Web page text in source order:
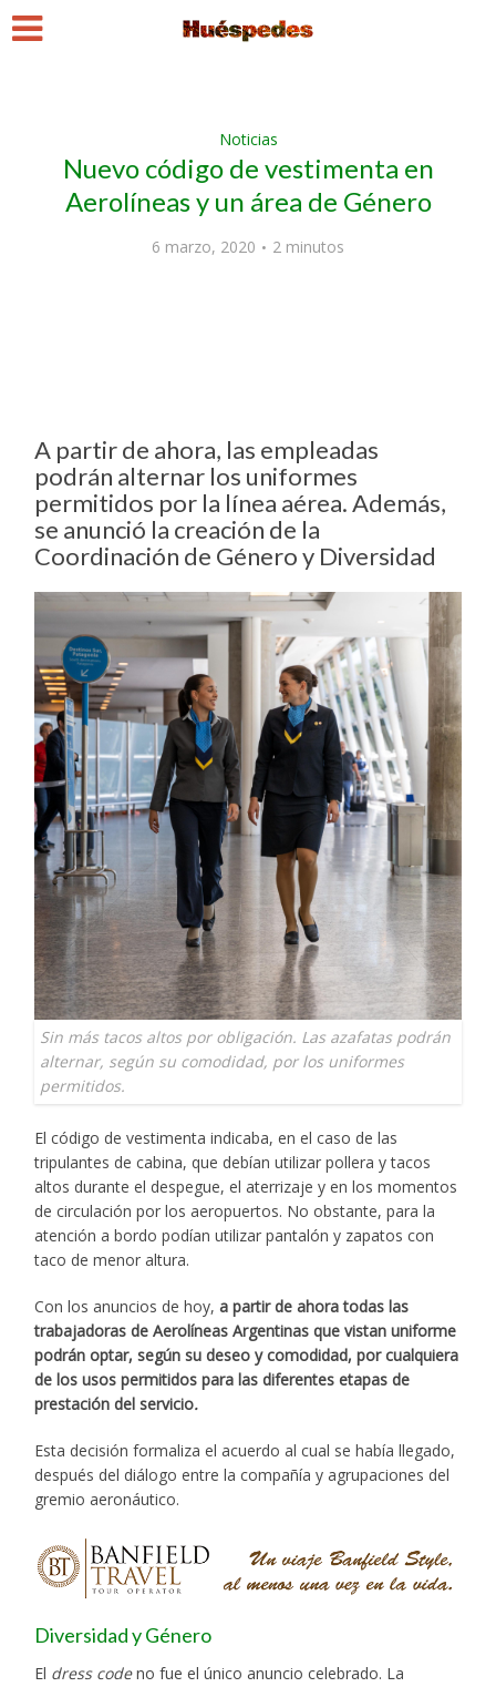
Noticias
Nuevo código de vestimenta en
Aerolíneas y un área de Género
6 marzo, 2020 2 minutos
A partir de ahora, las empleadas
podrán alternar los uniformes
permitidos por la línea aérea. Además,
se anunció la creación de la
Coordinación de Género y Diversidad
Sin más tacos altos por obligación. Las azafatas podrán
alternar, según su comodidad, por los uniformes
permitidos.
El código de vestimenta indicaba, en el caso de las
tripulantes de cabina, que debían utilizar pollera y tacos
altos durante el despegue, el aterrizaje y en los momentos
de circulación por los aeropuertos. No obstante, para la
atención a bordo podían utilizar pantalón y zapatos con
taco de menor altura.
Con los anuncios de hoy, a partir de ahora todas las
trabajadoras de Aerolíneas Argentinas que vistan uniforme
podrán optar, según su deseo y comodidad, por cualquiera
de los usos permitidos para las diferentes etapas de
prestación del servicio.
Esta decisión formaliza el acuerdo al cual se había llegado,
después del diálogo entre la compañía y agrupaciones del
gremio aeronáutico.
Diversidad y Género
El dress codeno fue el único anuncio celebrado. La